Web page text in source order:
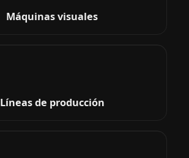
Máquinas visuales
Líneas de producción